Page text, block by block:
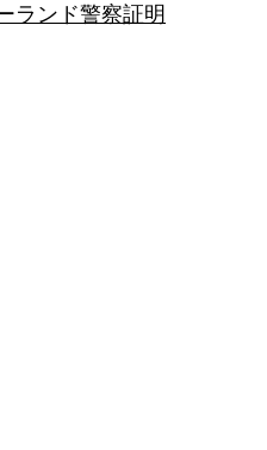
ランド警察証明